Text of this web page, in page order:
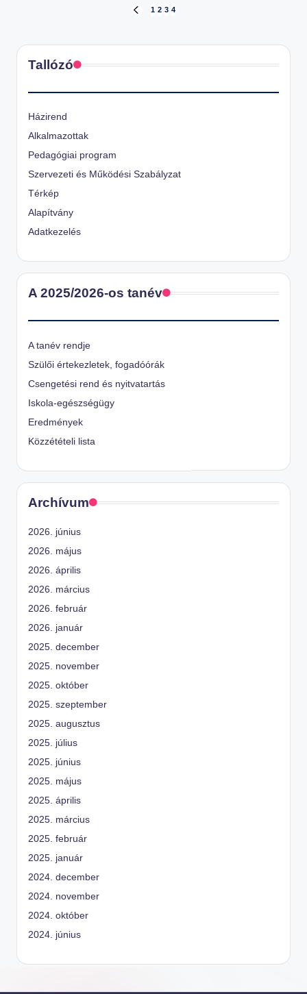
Bejegyzések
lapozása
PREVIOUS
1 2 3 4
Tallózó
Házirend
Alkalmazottak
Pedagógiai program
Szervezeti és Működési Szabályzat
Térkép
Alapítvány
Adatkezelés
A 2025/2026-os tanév
A tanév rendje
Szülői értekezletek, fogadóórák
Csengetési rend és nyitvatartás
Iskola-egészségügy
Eredmények
Közzétételi lista
Archívum
2026. június
2026. május
2026. április
2026. március
2026. február
2026. január
2025. december
2025. november
2025. október
2025. szeptember
2025. augusztus
2025. július
2025. június
2025. május
2025. április
2025. március
2025. február
2025. január
2024. december
2024. november
2024. október
2024. június